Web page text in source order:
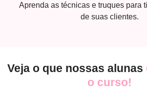
Aprenda as técnicas e truques para
de suas clientes.
Veja o que nossas alunas
o curso!